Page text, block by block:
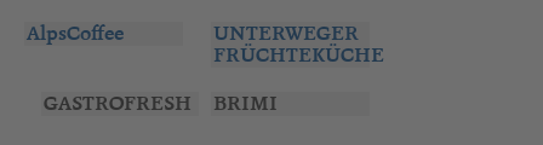
AlpsCoffee
UNTERWEGER
FRÜCHTEKÜCHE
GASTROFRESH
BRIMI